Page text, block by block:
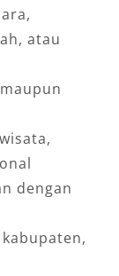
atau
dengan